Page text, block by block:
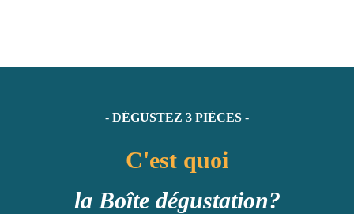
- DÉGUSTEZ 3 PIÈCES -
C'est quoi
la Boîte dégustation?